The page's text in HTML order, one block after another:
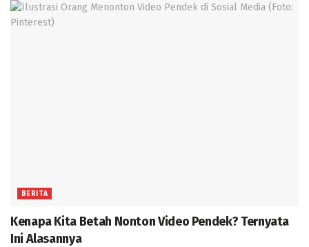
BERITA
Kenapa Kita Betah Nonton Video Pendek? Ternyata
Ini Alasannya